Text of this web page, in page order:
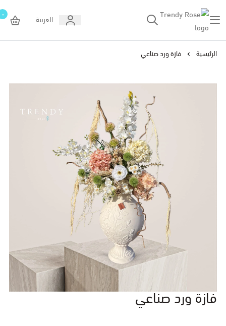
Trendy Rose العربية
٠
الرئيسية فازة ورد صناعي
فازة ورد صناعي